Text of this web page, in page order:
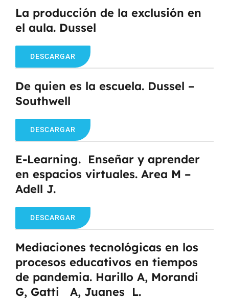
La producción de la exclusión en
el aula. Dussel
DESCARGAR
De quien es la escuela. Dussel –
Southwell
DESCARGAR
E-Learning. Enseñar y aprender
en espacios virtuales. Area M –
Adell J.
DESCARGAR
Mediaciones tecnológicas en los
procesos educativos en tiempos
de pandemia. Harillo A, Morandi
G, Gatti A, Juanes L.